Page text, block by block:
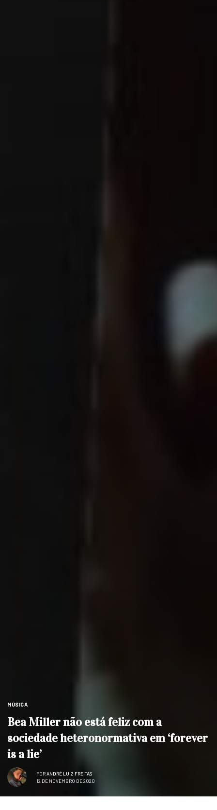
MÚSICA
Bea Miller não está feliz com a
sociedade heteronormativa em ‘forever
is a lie’
PORANDRÉ LUIZ FREITAS
12 DE NOVEMBRO DE 2020